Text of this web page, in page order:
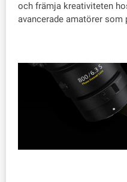
och främja kreativiteten
avancerade amatörer som